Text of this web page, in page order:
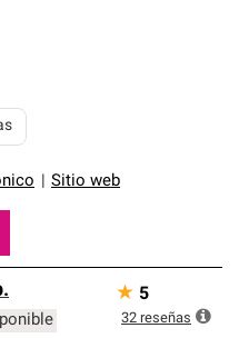
Sitio web
★ 5
32 reseñas